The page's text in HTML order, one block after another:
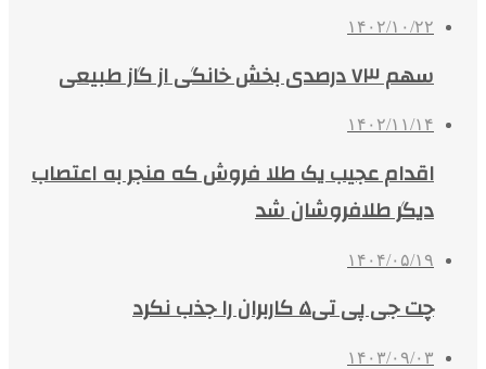
۱۴۰۲/۱۰/۲۲
سهم ۷۳ درصدی بخش خانگی از گاز طبیعی
۱۴۰۲/۱۱/۱۴
اقدام عجیب یک طلا فروش که منجر به اعتصاب
دیگر طلافروشان شد
۱۴۰۴/۰۵/۱۹
چت جی پی تی۵ کاربران را جذب نکرد
۱۴۰۳/۰۹/۰۳